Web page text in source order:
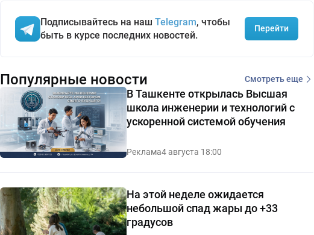
Подписывайтесь на наш Telegram, чтобы
быть в курсе последних новостей.
Перейти
Популярные новости Смотреть еще
В Ташкенте открылась Высшая
школа инженерии и технологий с
ускоренной системой обучения
Реклама4 августа 18:00
На этой неделе ожидается
небольшой спад жары до +33
градусов